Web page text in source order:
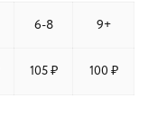
6-8 9+
105 ₽ 100 ₽